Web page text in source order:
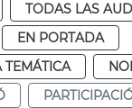
TODAS LAS
EN PORTADA
TEMÁTICA